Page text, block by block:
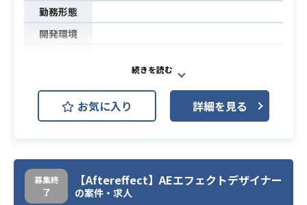
勤務形態
開発環境
業務内容
出、エフェクト、キャラクターアニ
メーションなどの作成
【チームメンバー構成】
・アダルトコンテンツに抵抗の無い
方
お気に入り 詳細を見る
募集終
了
【Aftereffect】AEエフェクトデザイナー
の案件・求人